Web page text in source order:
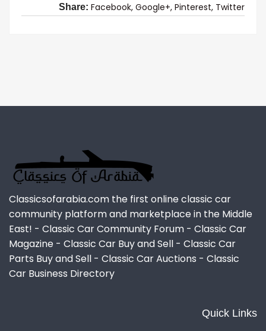
Share: Facebook, Google+, Pinterest, Twitter
Classicsofarabia.com the first online classic car
community platform and marketplace in the Middle
East! - Classic Car Community Forum - Classic Car
Magazine - Classic Car Buy and Sell - Classic Car
Parts Buy and Sell - Classic Car Auctions - Classic
Car Business Directory
Quick Links